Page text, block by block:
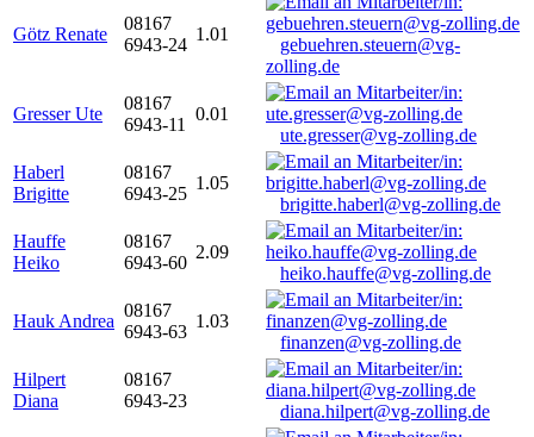
Götz Renate
08167
6943-24
1.01
gebuehren.steuern@vg-
zolling.de
Gresser Ute
08167
6943-11
0.01
ute.gresser@vg-zolling.de
Haberl
Brigitte
08167
6943-25
1.05
brigitte.haberl@vg-zolling.de
Hauffe
Heiko
08167
6943-60
2.09
heiko.hauffe@vg-zolling.de
Hauk Andrea
08167
6943-63
1.03
finanzen@vg-zolling.de
Hilpert
Diana
08167
6943-23
diana.hilpert@vg-zolling.de